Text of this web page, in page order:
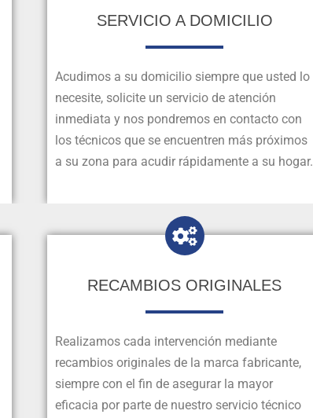
SERVICIO A DOMICILIO
Acudimos a su domicilio siempre que usted lo
necesite, solicite un servicio de atención
inmediata y nos pondremos en contacto con
los técnicos que se encuentren más próximos
a su zona para acudir rápidamente a su hogar.
RECAMBIOS ORIGINALES
Realizamos cada intervención mediante
recambios originales de la marca fabricante,
siempre con el fin de asegurar la mayor
eficacia por parte de nuestro servicio técnico